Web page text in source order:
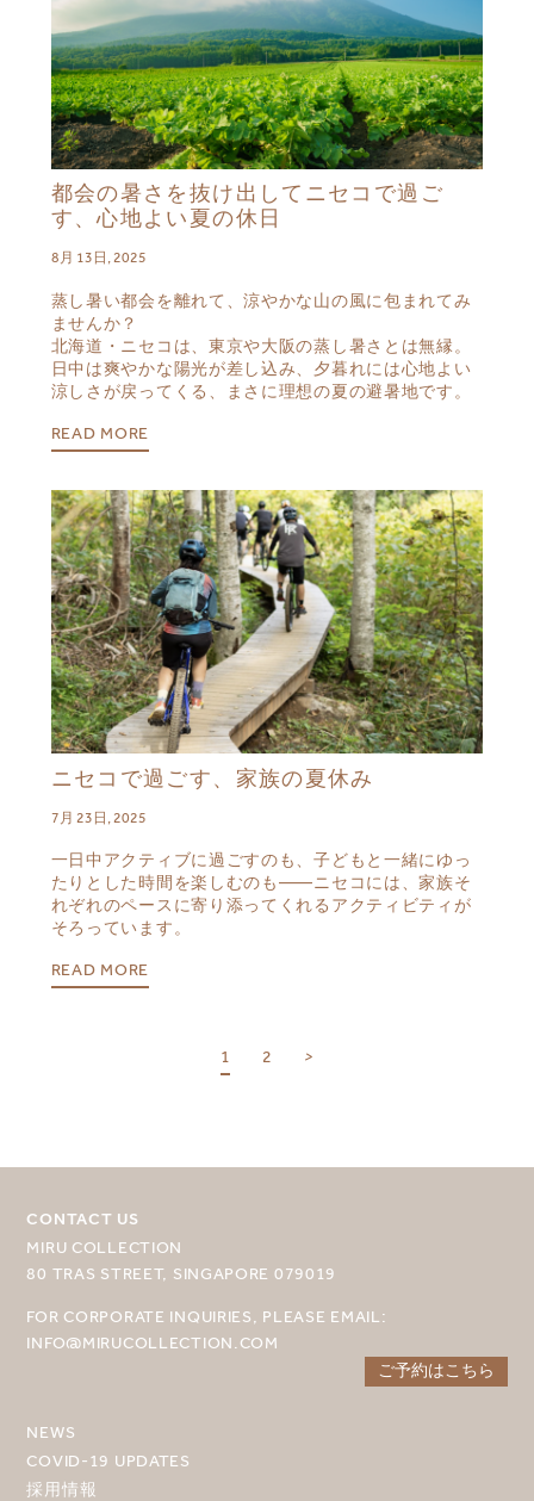
ご予約はこちら
目的地を選択してください
都会の暑さを抜け出してニセコで過ご
す、心地よい夏の休日
8月 13日, 2025
蒸し暑い都会を離れて、涼やかな山の風に包まれてみ
ませんか？
北海道・ニセコは、東京や大阪の蒸し暑さとは無縁。
日中は爽やかな陽光が差し込み、夕暮れには心地よい
涼しさが戻ってくる、まさに理想の夏の避暑地です。
READ MORE
ニセコで過ごす、家族の夏休み
7月 23日, 2025
一日中アクティブに過ごすのも、子どもと一緒にゆっ
たりとした時間を楽しむのも——ニセコには、家族そ
れぞれのペースに寄り添ってくれるアクティビティが
そろっています。
READ MORE
1 2 >
CONTACT US
MIRU COLLECTION
80 TRAS STREET, SINGAPORE 079019
FOR CORPORATE INQUIRIES, PLEASE EMAIL:
INFO@MIRUCOLLECTION.COM
NEWS
COVID-19 UPDATES
採用情報